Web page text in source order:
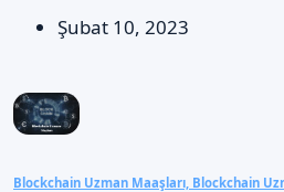
Şubat 10, 2023
Blockchain Uzman Maaşları, Blockchain